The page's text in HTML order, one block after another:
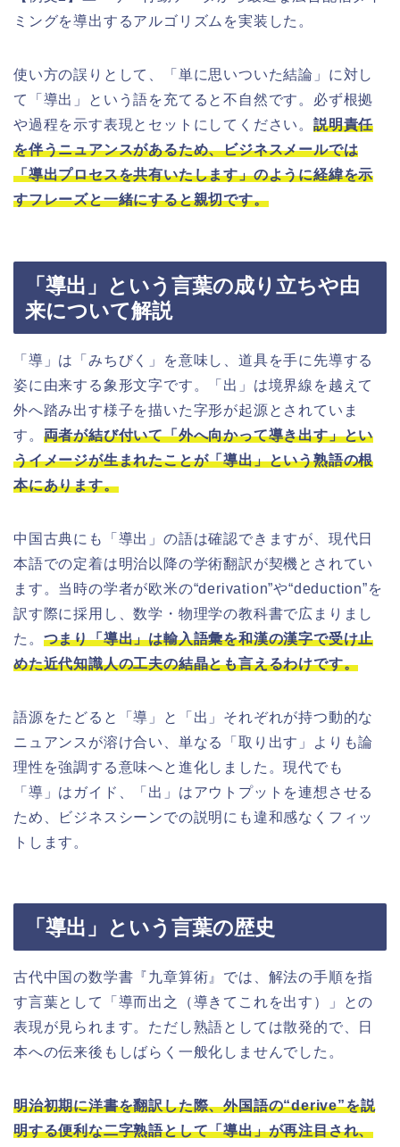
ミングを導出するアルゴリズムを実装した。
使い方の誤りとして、「単に思いついた結論」に対し
て「導出」という語を充てると不自然です。必ず根拠
や過程を示す表現とセットにしてください。 説明責任
を伴うニュアンスがあるため、ビジネスメールでは
「導出プロセスを共有いたします」のように経緯を示
すフレーズと一緒にすると親切です。
「導出」という言葉の成り立ちや由
来について解説
「導」は「みちびく」を意味し、道具を手に先導する
姿に由来する象形文字です。「出」は境界線を越えて
外へ踏み出す様子を描いた字形が起源とされていま
す。 両者が結び付いて「外へ向かって導き出す」とい
うイメージが生まれたことが「導出」という熟語の根
本にあります。
中国古典にも「導出」の語は確認できますが、現代日
本語での定着は明治以降の学術翻訳が契機とされてい
ます。当時の学者が欧米の“derivation”や“deduction”を
訳す際に採用し、数学・物理学の教科書で広まりまし
た。 つまり「導出」は輸入語彙を和漢の漢字で受け止
めた近代知識人の工夫の結晶とも言えるわけです。
語源をたどると「導」と「出」それぞれが持つ動的な
ニュアンスが溶け合い、単なる「取り出す」よりも論
理性を強調する意味へと進化しました。現代でも
「導」はガイド、「出」はアウトプットを連想させる
ため、ビジネスシーンでの説明にも違和感なくフィッ
トします。
「導出」という言葉の歴史
古代中国の数学書『九章算術』では、解法の手順を指
す言葉として「導而出之（導きてこれを出す）」との
表現が見られます。ただし熟語としては散発的で、日
本への伝来後もしばらく一般化しませんでした。
明治初期に洋書を翻訳した際、外国語の“derive”を説
明する便利な二字熟語として「導出」が再注目され、